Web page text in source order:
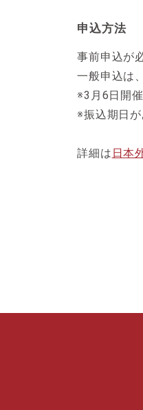
申込方法
事前申込が
一般申込は
※3月6日開
※振込期日
詳細は 日本